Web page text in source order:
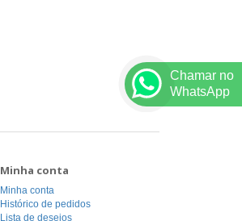
Minha conta
Minha conta
Histórico de pedidos
Lista de desejos
Chamar no
WhatsApp